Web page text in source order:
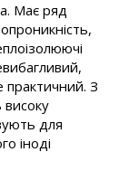
Має ряд
практичний. З
високу
для
іноді